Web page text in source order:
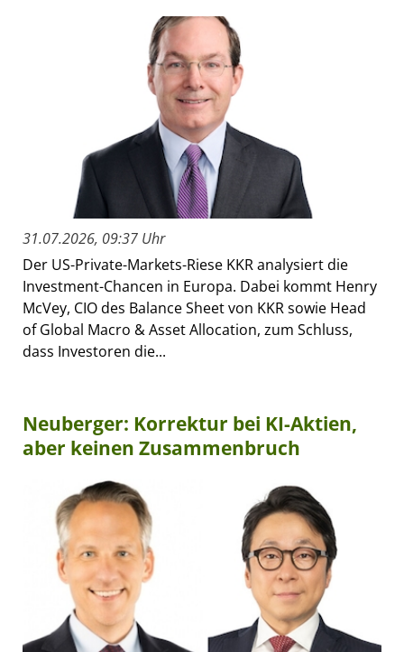
31.07.2026, 09:37 Uhr
Der US-Private-Markets-Riese KKR analysiert die
Investment-Chancen in Europa. Dabei kommt Henry
McVey, CIO des Balance Sheet von KKR sowie Head
of Global Macro & Asset Allocation, zum Schluss,
dass Investoren die...
Neuberger: Korrektur bei KI-Aktien,
aber keinen Zusammenbruch